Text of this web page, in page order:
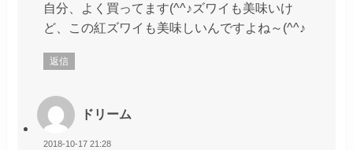
自分、よく買ってます(^^♪ズワイも美味いけ
ど、この紅ズワイも美味しいんですよね～(^^♪
返信
ドリーム
2018-10-17 21:28